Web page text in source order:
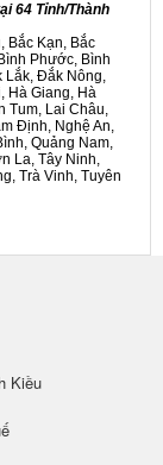
64 Tỉnh/Thành
Bắc Kạn, Bắc
Phước, Bình
Lắk, Đắk Nông,
Hà Giang, Hà
Tum, Lai Châu,
Định, Nghệ An,
Quảng Nam,
La, Tây Ninh,
Trà Vinh, Tuyên
Kiều